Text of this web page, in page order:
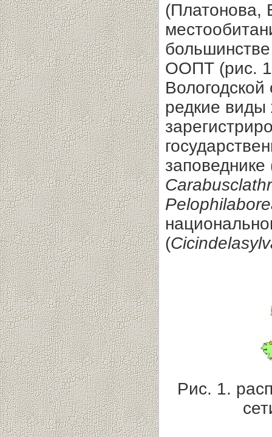
(Платонова,
ООПТ (рис.
редкие виды
заповеднике
(
Рис. 1.